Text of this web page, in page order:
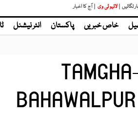
لگائیں | لائیو ٹی وی | آج کا اخبار
خاص خبریں پاکستان انٹر نیشنل